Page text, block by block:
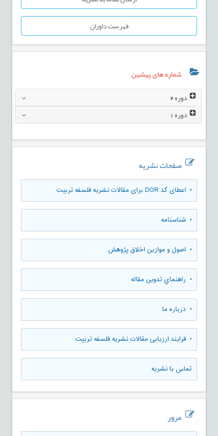
فهرست داوران
شماره های پیشین
دوره2
دوره1
صفحات نشریه
• اعطای کد DOR برای مقالات نشریه فلسفه تربیت
• شناسنامه
• اصول و موازین اخلاق پژوهش
• راهنماي تدوين مقاله
• درباره ما
• فرایند ارزیابی مقالات نشریه فلسفه تربیت
تماس با نشریه
مرور